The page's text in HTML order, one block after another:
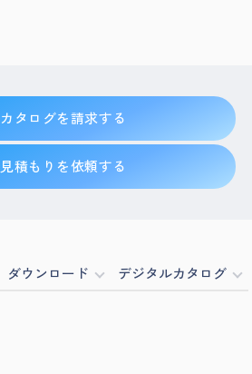
カタログを請求する
見積もりを依頼する
ダウンロード デジタルカタログ